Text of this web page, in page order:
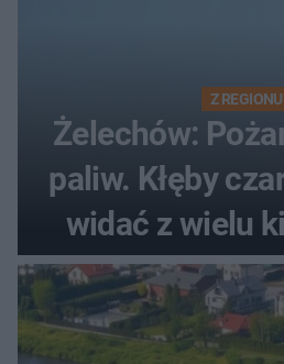
Z REGIONU
Żelechów:
paliw. Kłęby
widać z wielu